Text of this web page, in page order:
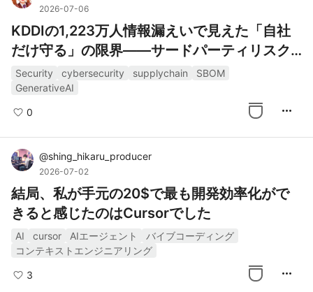
2026-07-06
KDDIの1,223万人情報漏えいで見えた「自社
だけ守る」の限界――サードパーティリスク
と生成AI時代の改善策
Security cybersecurity supplychain
SBOM
GenerativeAI
0 more_horiz
@shing_hikaru_producer
2026-07-02
結局、私が手元の20$で最も開発効率化がで
きると感じたのはCursorでした
AI cursor AIエージェント
バイブコーディング
コンテキストエンジニアリング
3 more_horiz